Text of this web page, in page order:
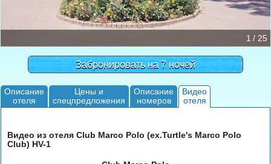
1 / 25
Забронировать на 7 ночей
Описание
отеля
Цены и
спецпредложения
Описание
номеров
Видео
отеля
Видео из отеля Club Marco Polo (ex.Turtle's Marco Polo
Club) HV-1